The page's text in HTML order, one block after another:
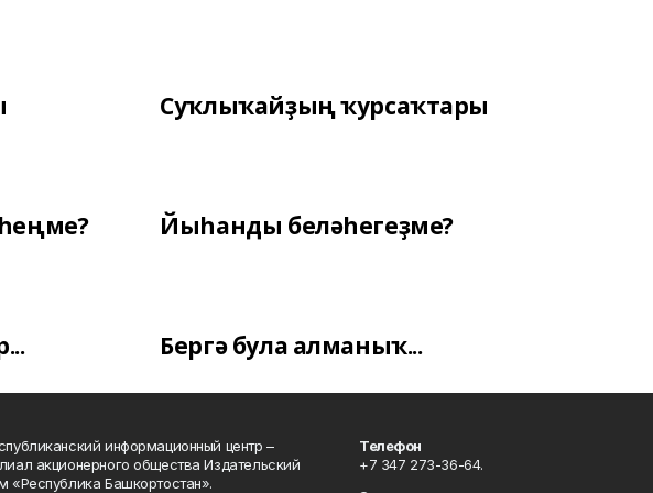
Суҡлыҡайҙың ҡурсаҡтары
Йыһанды беләһегеҙме?
Бергә була алманыҡ...
информационный центр –
акционерного общества Издательский
«Республика Башкортостан».
Телефон
+7 347 273-36-64.